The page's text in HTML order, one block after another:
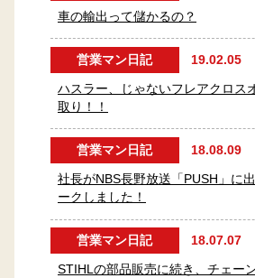
車の輸出って儲かるの？
営業マン日記 19.02.05
ハスラー、じゃないフレアクロス
取り！！
営業マン日記 18.08.09
社長がNBS長野放送「PUSH」に
ークしました！
営業マン日記 18.07.07
STIHLの部品販売に続き、チェー